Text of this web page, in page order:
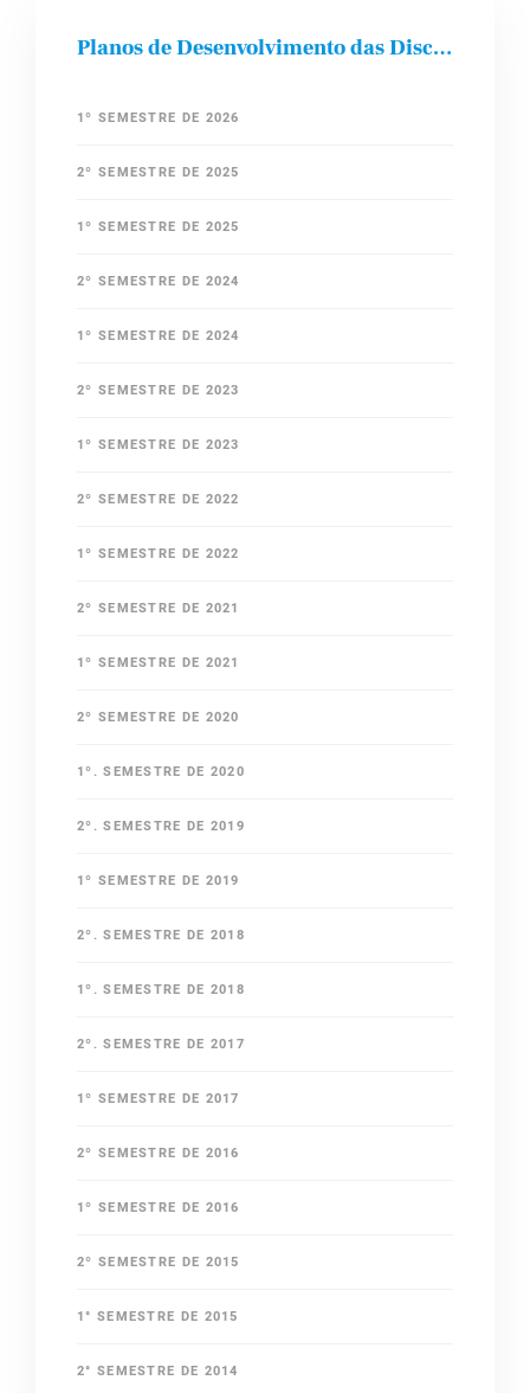
Planos de Desenvolvimento das Disciplinas
1º SEMESTRE DE 2026
2º SEMESTRE DE 2025
1º SEMESTRE DE 2025
2º SEMESTRE DE 2024
1º SEMESTRE DE 2024
2º SEMESTRE DE 2023
1º SEMESTRE DE 2023
2º SEMESTRE DE 2022
1º SEMESTRE DE 2022
2º SEMESTRE DE 2021
1º SEMESTRE DE 2021
2º SEMESTRE DE 2020
1º. SEMESTRE DE 2020
2º. SEMESTRE DE 2019
1º SEMESTRE DE 2019
2º. SEMESTRE DE 2018
1º. SEMESTRE DE 2018
2º. SEMESTRE DE 2017
1º SEMESTRE DE 2017
2º SEMESTRE DE 2016
1º SEMESTRE DE 2016
2º SEMESTRE DE 2015
1° SEMESTRE DE 2015
2° SEMESTRE DE 2014